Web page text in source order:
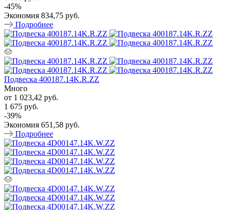
-45%
Экономия 834,75 руб.
Подробнее
Подвеска 400187.14K.R.ZZ
Много
от 1 023,42 руб.
1 675 руб.
-39%
Экономия 651,58 руб.
Подробнее